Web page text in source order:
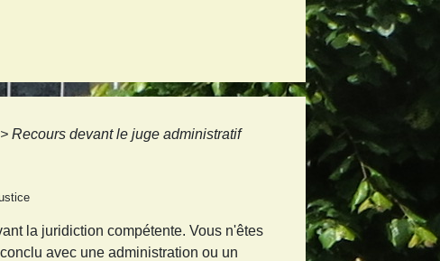
> Recours devant le juge administratif
la juridiction compétente. Vous n'êtes
avec une administration ou un